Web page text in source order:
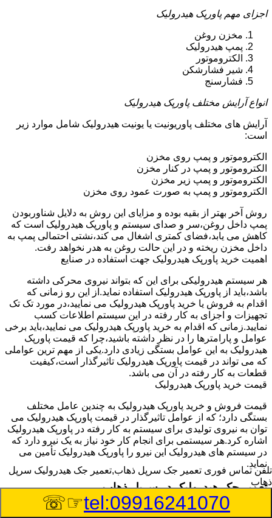
اجزای مهم پاورپک هیدرولیک
مخزن روغن
پمپ هیدرولیک
الکتروموتور
شیر فشارشکن
فشارسنج
انواع آرایش مختلف پاورپک هیدرولیک
آرایش های مختلف پاوریونیت یا یونیت هیدرولیک شامل موارد زیر
است:
الکتروموتور و پمپ روی مخزن
الکتروموتور و پمپ در کنار مخزن
الکتروموتور و پمپ زیر مخزن
الکتروموتور و پمپ به صورت عمود روی مخزن
روش آخر بهتر از بقیه بوده و مزایای این روش به دلایل شناوربودن
پمپ داخل روغن،سر و صدای سیستم و پاورپک هیدرولیک است که
کاهش می یابد،فضای کمتری اشغال می کند،نشتی احتمالی پمپ به
داخل مخزن ریخته و در این حالت روغن به هدر نخواهد رفت.
اهمیت خرید پاورپک هیدرولیک جهت استفاده در صنایع
هر سیستم هیدرولیکی برای این که بتواند نیروی محرکی داشته
باشد،باید از پاورپک هیدرولیک استفاده نماید.از این رو زمانی که
اقدام به فروش یا خرید پاورپک هیدرولیک می نمایید،در مورد تک تک
تجهیزات و اجزای به کار رفته در این سیستم اطلاعات کسب
نمایید.زمانی که اقدام به خرید پاورپک هیدرولیک می نمایید،باید برخی
عوامل و پارامترها را در نظر داشته باشید،چرا که قیمت پاورپک
هیدرولیک به این عوامل بستگی زیادی دارد.یکی از مهم ترین عواملی
که می تواند در قیمت پاورپک هیدرولیک تاثیرگذار است،کیفیت
قطعات به کار رفته در آن می باشد.
قیمت خرید پاورپک هیدرولیک
قیمت فروش و خرید پاورپک هیدرولیک به چندین عامل مختلف
بستگی دارد؛ که از عوامل تاثیرگذار در قیمت پاورپک هیدرولیک می
توان به نیروی تولیدی برای سیستم به کار رفته در پاورپک هیدرولیک
اشاره کرد.هر سیستمی برای انجام کار خود نیاز به یک نیرو دارد که
در سیستم های هیدرولیک این نیرو را پاورپک هیدرولیک تأمین می
نماید.
تعمیر جک هیدرولیک در سرپل ذهاب
وسیله‎ای که با عملکرد خود موجب بلند شدن اهرم و یا وزن سنگین
تلفن تماس فوری تعمیر جک سرپل ذهاب,تعمیر جک هیدرولیک سرپل
ذهاب
tel:09916241070
☞☏